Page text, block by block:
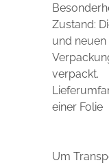
Zustand:
und
verpackt.
einer Folie
Um